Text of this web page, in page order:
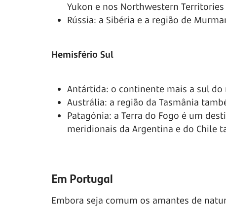
Yukon e nos Northwestern Territories
Rússia: a Sibéria e a região de
Hemisfério Sul
Antártida: o continente mais a sul
Austrália: a região da Tasmânia
Patagónia: a Terra do Fogo é um
meridionais da Argentina e do Chile
Em Portugal
Embora seja comum os amantes de